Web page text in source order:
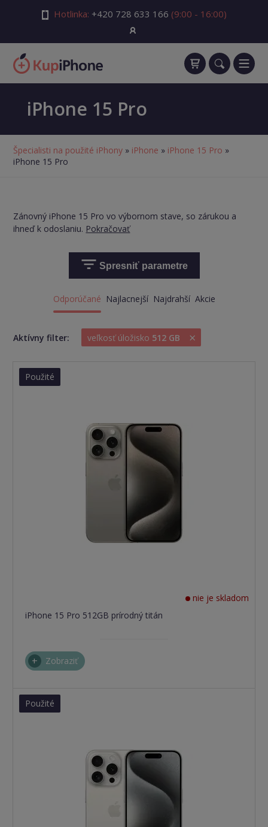
Hotlinka: +420 728 633 166 (9:00 - 16:00)
iPhone 15 Pro
Špecialisti na použité iPhony » iPhone » iPhone 15 Pro »
iPhone 15 Pro
Zánovný iPhone 15 Pro vo výbornom stave, so zárukou a
ihneď k odoslaniu. Pokračovať
Spresniť parametre
Odporúčané Najlacnejší Najdrahší Akcie
Aktívny filter: veľkosť úložisko 512 GB ×
Použité
nie je skladom
iPhone 15 Pro 512GB prírodný titán
Zobraziť
Použité